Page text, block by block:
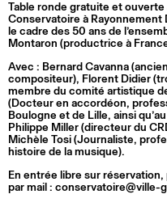
Table ronde gratuite et ouverte
Conservatoire à
le cadre des 50 ans de
Montaron (productrice à
Avec : Bernard Cavanna
compositeur), Florent Didier
membre du comité artistique
(Docteur en accordéon,
Boulogne et de Lille, ainsi
Philippe Miller (directeur du
Michèle Tosi (Journaliste,
histoire de la musique).
En entrée libre sur
par mail : conservatoire@ville-